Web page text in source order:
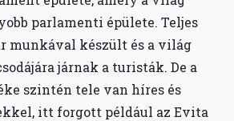
parlamenti épülete. Teljes
munkával készült és a világ
járnak a turisták. De a
szintén tele van híres és
itt forgott például az Evita